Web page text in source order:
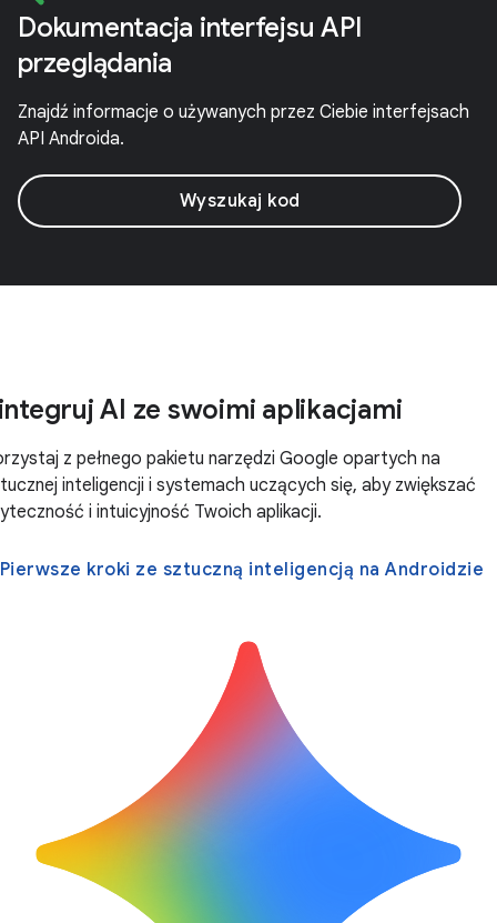
Dokumentacja interfejsu API
przeglądania
Znajdź informacje o używanych przez Ciebie interfejsach
API Androida.
Wyszukaj kod
AI ze swoimi aplikacjami
z pełnego pakietu narzędzi Google opartych na
inteligencji i systemach uczących się, aby zwiększać
i intuicyjność Twoich aplikacji.
Pierwsze kroki ze sztuczną inteligencją na Androidzie